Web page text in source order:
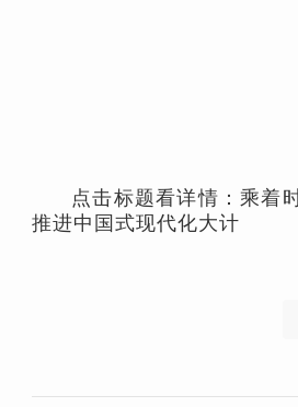
点击标题看详情：乘
推进中国式现代化大计